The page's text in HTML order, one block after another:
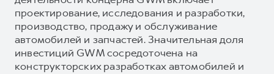
проектирование, исследования и разработки,
производство, продажу и обслуживание
автомобилей и запчастей. Значительная доля
инвестиций GWM сосредоточена на
конструкторских разработках автомобилей и